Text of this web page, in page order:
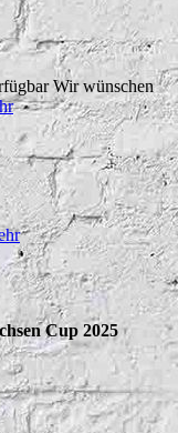
Wir wünschen
Cup 2025